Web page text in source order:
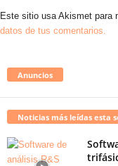
Este sitio usa Akismet para
datos de tus comentarios.
Anuncios
Noticias más leídas esta